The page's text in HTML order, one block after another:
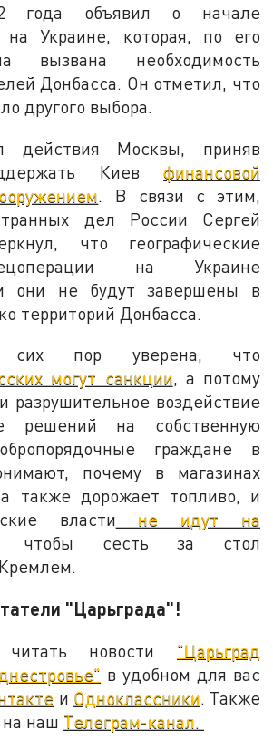
года объявил о начале
на Украине, которая, по его
вызвана необходимость
Донбасса. Он отметил, что
другого выбора.
действия Москвы, приняв
Киев финансовой
. В связи с этим,
дел России Сергей
что географические
на Украине
они не будут завершены в
территорий Донбасса.
сих пор уверена, что
могут санкции, а потому
разрушительное воздействие
решений на собственную
граждане в
почему в магазинах
также дорожает топливо, и
власти не идут на
чтобы сесть за стол
Кремлем.
"Царьграда"!
новости "Царьград
в удобном для вас
и Одноклассники. Также
наш Телеграм-канал.